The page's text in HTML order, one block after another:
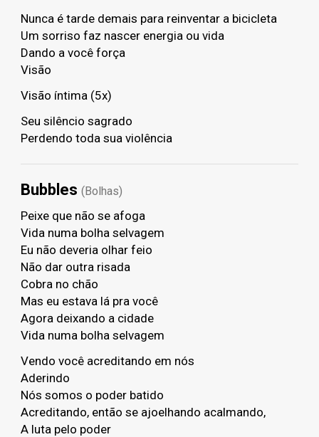
Nunca é tarde demais para reinventar a bicicleta
Um sorriso faz nascer energia ou vida
Dando a você força
Visão
Visão íntima (5x)
Seu silêncio sagrado
Perdendo toda sua violência
Bubbles (Bolhas)
Peixe que não se afoga
Vida numa bolha selvagem
Eu não deveria olhar feio
Não dar outra risada
Cobra no chão
Mas eu estava lá pra você
Agora deixando a cidade
Vida numa bolha selvagem
Vendo você acreditando em nós
Aderindo
Nós somos o poder batido
Acreditando, então se ajoelhando acalmando,
A luta pelo poder